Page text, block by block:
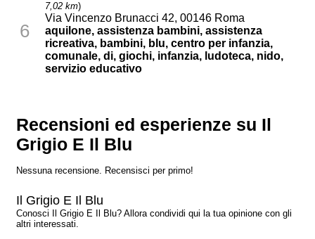
6
7,02 km)
Via Vincenzo Brunacci 42, 00146 Roma
aquilone, assistenza bambini, assistenza
ricreativa, bambini, blu, centro per infanzia,
comunale, di, giochi, infanzia, ludoteca, nido,
servizio educativo
Recensioni ed esperienze su Il
Grigio E Il Blu
Nessuna recensione. Recensisci per primo!
Il Grigio E Il Blu
Conosci Il Grigio E Il Blu? Allora condividi qui la tua opinione con gli
altri interessati.